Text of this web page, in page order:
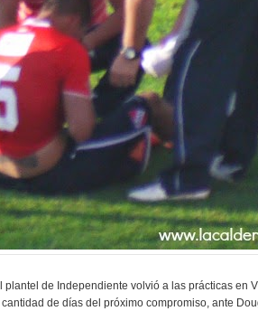
plantel de Independiente volvió a las prácticas en
de días del próximo compromiso, ante